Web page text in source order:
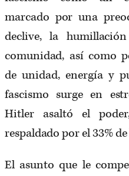
marcado por una
declive, la
comunidad, así como
de unidad, energía y
fascismo surge en
Hitler asaltó el
respaldado por el 33%
El asunto que le